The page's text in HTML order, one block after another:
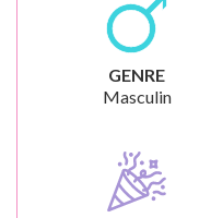
GENRE
Masculin